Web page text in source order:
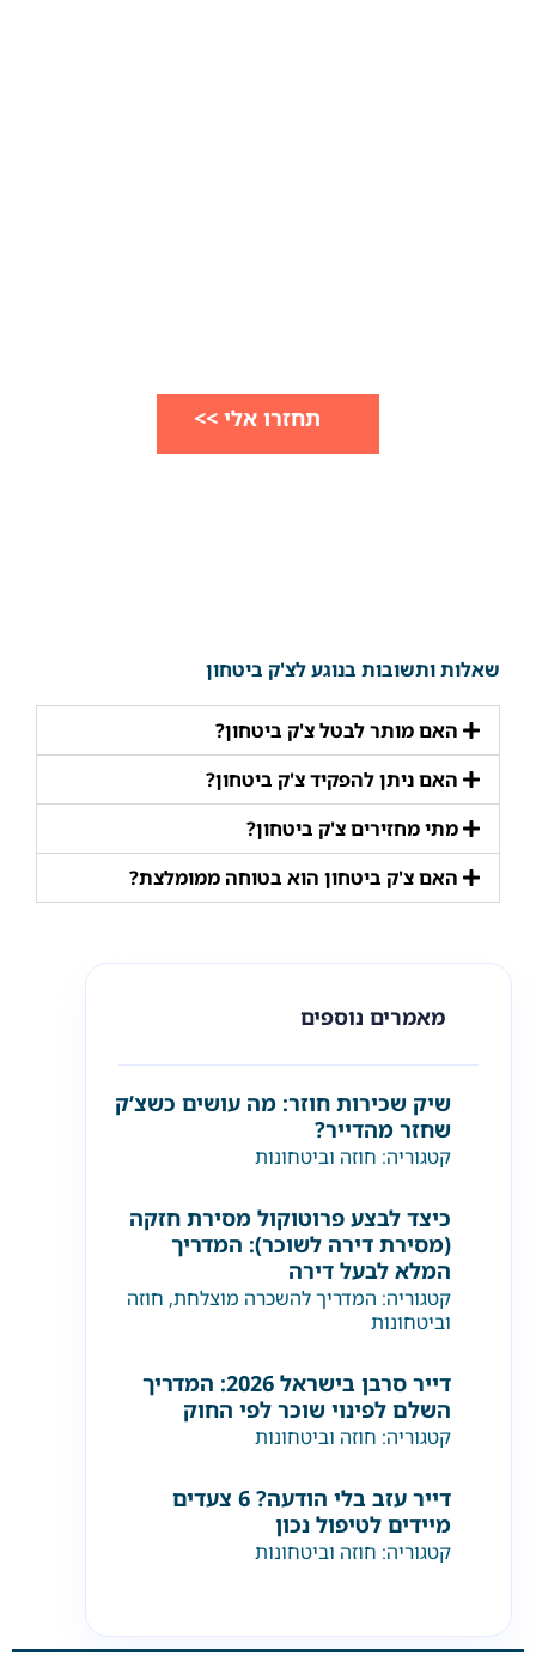
שאלות ותשובות בנוגע לצ'ק ביטחון
האם מותר לבטל צ'ק ביטחון?
האם ניתן להפקיד צ'ק ביטחון?
מתי מחזירים צ'ק ביטחון?
האם צ'ק ביטחון הוא בטוחה ממומלצת?
מאמרים נוספים
שיק שכירות חוזר: מה עושים כשצ’ק
שחזר מהדייר?
קטגוריה: חוזה וביטחונות
כיצד לבצע פרוטוקול מסירת חזקה
(מסירת דירה לשוכר): המדריך
המלא לבעל דירה
קטגוריה: המדריך להשכרה מוצלחת, חוזה
וביטחונות
דייר סרבן בישראל 2026: המדריך
השלם לפינוי שוכר לפי החוק
קטגוריה: חוזה וביטחונות
דייר עזב בלי הודעה? 6 צעדים
מיידים לטיפול נכון
קטגוריה: חוזה וביטחונות